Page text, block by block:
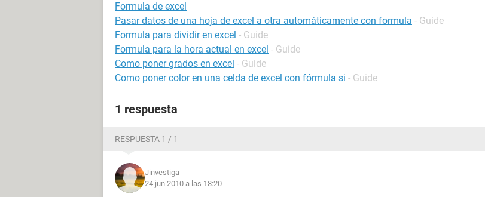
Formula de excel
Pasar datos de una hoja de excel a otra automáticamente con formula - Guide
Formula para dividir en excel - Guide
Formula para la hora actual en excel - Guide
Como poner grados en excel - Guide
Como poner color en una celda de excel con fórmula si - Guide
1 respuesta
RESPUESTA 1 / 1
Jinvestiga
24 jun 2010 a las 18:20